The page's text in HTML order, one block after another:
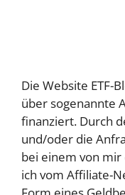
Die Website ETF-
über sogenannte
finanziert. Durch
und/oder die
bei einem von
ich vom Affiliate-